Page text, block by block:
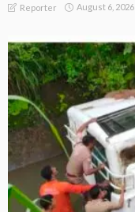
Reporter August 6, 2026